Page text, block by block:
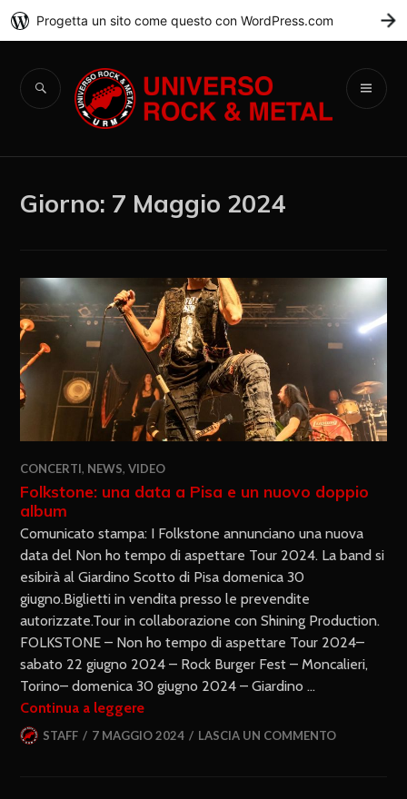
Universo Rock &
Metal
Giorno: 7 Maggio 2024
CONCERTI, NEWS,VIDEO
Folkstone: una data a Pisa e un nuovo doppio
album
Comunicato stampa: I Folkstone annunciano una nuova
data del Non ho tempo di aspettare Tour 2024. La band si
esibirà al Giardino Scotto di Pisa domenica 30
giugno.Biglietti in vendita presso le prevendite
autorizzate.Tour in collaborazione con Shining Production.
FOLKSTONE – Non ho tempo di aspettare Tour 2024–
sabato 22 giugno 2024 – Rock Burger Fest – Moncalieri,
Torino– domenica 30 giugno 2024 – Giardino …
Continua a leggere
STAFF 7 MAGGIO 2024 LASCIA UN COMMENTO
Progetta un sito come questo con WordPress.com